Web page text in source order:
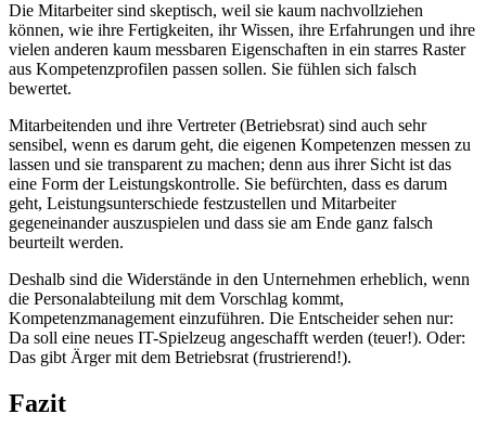
Die Mitarbeiter sind skeptisch, weil sie kaum nachvollziehen
können, wie ihre Fertigkeiten, ihr Wissen, ihre Erfahrungen und ihre
vielen anderen kaum messbaren Eigenschaften in ein starres Raster
aus Kompetenzprofilen passen sollen. Sie fühlen sich falsch
bewertet.
Mitarbeitenden und ihre Vertreter (Betriebsrat) sind auch sehr
sensibel, wenn es darum geht, die eigenen Kompetenzen messen zu
lassen und sie transparent zu machen; denn aus ihrer Sicht ist das
eine Form der Leistungskontrolle. Sie befürchten, dass es darum
geht, Leistungsunterschiede festzustellen und Mitarbeiter
gegeneinander auszuspielen und dass sie am Ende ganz falsch
beurteilt werden.
Deshalb sind die Widerstände in den Unternehmen erheblich, wenn
die Personalabteilung mit dem Vorschlag kommt,
Kompetenzmanagement einzuführen. Die Entscheider sehen nur:
Da soll eine neues IT-Spielzeug angeschafft werden (teuer!). Oder:
Das gibt Ärger mit dem Betriebsrat (frustrierend!).
Fazit